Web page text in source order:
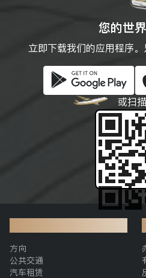
您的世
立即下载我们的应用程序
或扫
方向
公共交通
汽车租赁